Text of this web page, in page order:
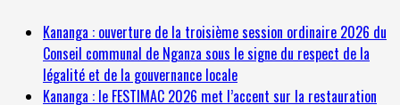
Kananga : ouverture de la troisième session ordinaire 2026 du
Conseil communal de Nganza sous le signe du respect de la
légalité et de la gouvernance locale
Kananga : le FESTIMAC 2026 met l’accent sur la restauration